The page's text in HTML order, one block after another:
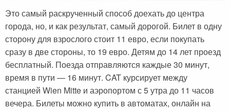
Закопане
Амстердам
Копенгаген
Фарерские острова
Тироль
Закрытые страны
Шри-Ланка
Это самый раскрученный способ доехать до центра
города, но, и как результат, самый дорогой. Билет в одну
сторону для взрослого стоит 11 евро, если покупать
сразу в две стороны, то 19 евро. Детям до 14 лет проезд
бесплатный. Поезда отправляются каждые 30 минут,
время в пути — 16 минут. CAT курсирует между
станцией Wien Mitte и аэропортом с 5 утра до 11 часов
вечера. Билеты можно купить в автоматах, онлайн на